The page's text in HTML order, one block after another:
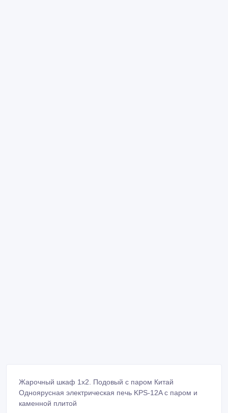
Жарочный шкаф 1х2. Подовый с паром Китай
Одноярусная электрическая печь KPS-12A с паром и
каменной плитой